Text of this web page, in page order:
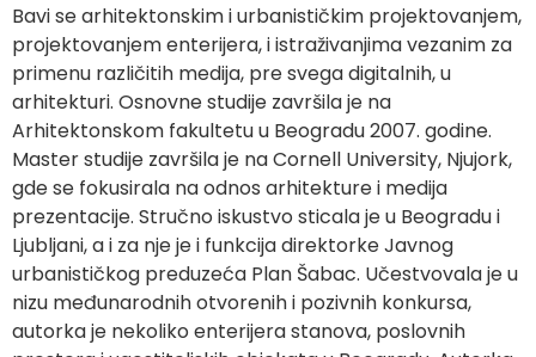
Bavi se arhitektonskim i urbanističkim projektovanjem,
projektovanjem enterijera, i istraživanjima vezanim za
primenu različitih medija, pre svega digitalnih, u
arhitekturi. Osnovne studije završila je na
Arhitektonskom fakultetu u Beogradu 2007. godine.
Master studije završila je na Cornell University, Njujork,
gde se fokusirala na odnos arhitekture i medija
prezentacije. Stručno iskustvo sticala je u Beogradu i
Ljubljani, a i za nje je i funkcija direktorke Javnog
urbanističkog preduzeća Plan Šabac. Učestvovala je u
nizu međunarodnih otvorenih i pozivnih konkursa,
autorka je nekoliko enterijera stanova, poslovnih